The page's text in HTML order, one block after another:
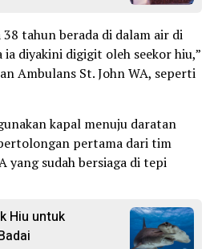
tahun berada di dalam air di
ia diyakini digigit oleh seekor hiu,”
Ambulans St. John WA, seperti
kapal menuju daratan
pertama dari tim
yang sudah bersiaga di tepi
Hiu untuk